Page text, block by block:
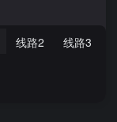
线路2 线路3